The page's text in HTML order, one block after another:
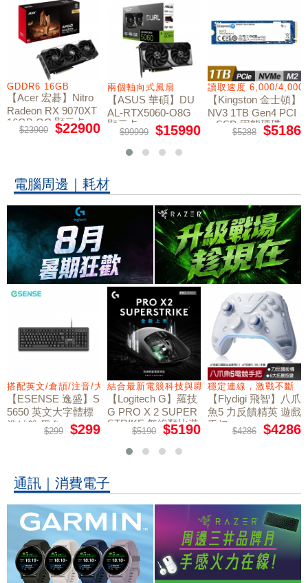
GDDR6 16GB
【Acer 宏碁】Nitro
Radeon RX 9070XT
16GB OC 顯示卡
$23900 $22900
兩個軸向式風扇
【ASUS 華碩】DU
AL-RTX5060-O8G
顯示卡
$99999 $15990
讀取速度 6,000/
【Kingston 金士頓】
NV3 1TB Gen4 PCI
e SSD 固態硬碟
$5288 $5186
電腦周邊｜耗材
切換扳機
搭配英文/倉頡/注音/大易
【ESENSE 逸盛】S
5650 英文大字體標
準鍵盤 黑色
$299 $299
結合最新電競科技與職業選手共同開發
【Logitech G】羅技
G PRO X 2 SUPER
STRIKE 無線類比遊
戲滑鼠$5190 $5190
穩定連線，激戰不斷
【Flydigi 飛智】八爪
魚5 力反饋精英 遊戲
手把
$4286 $4286
通訊｜消費電子